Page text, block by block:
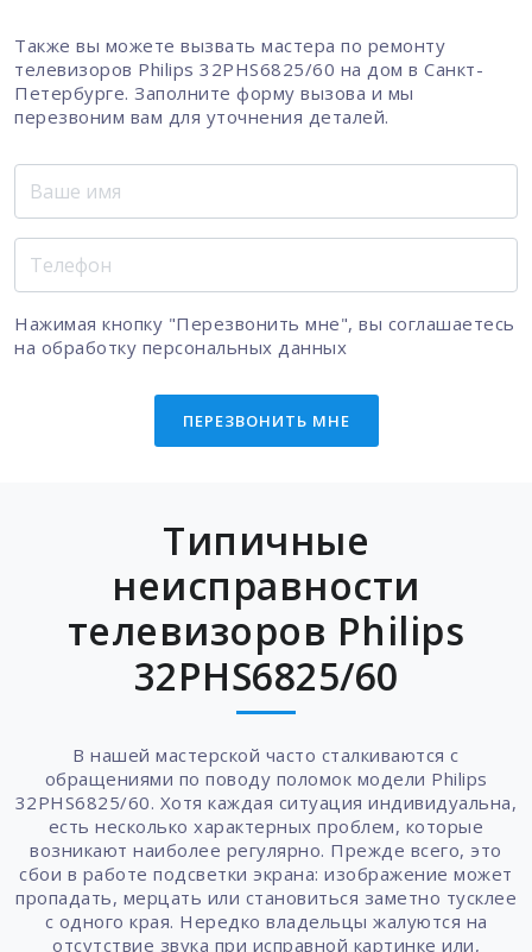
Также вы можете вызвать мастера по ремонту
телевизоров Philips 32PHS6825/60 на дом в Санкт-
Петербурге. Заполните форму вызова и мы
перезвоним вам для уточнения деталей.
Нажимая кнопку "Перезвонить мне", вы соглашаетесь
на обработку персональных данных
ПЕРЕЗВОНИТЬ МНЕ
Типичные
неисправности
телевизоров Philips
32PHS6825/60
В нашей мастерской часто сталкиваются с
обращениями по поводу поломок модели Philips
32PHS6825/60. Хотя каждая ситуация индивидуальна,
есть несколько характерных проблем, которые
возникают наиболее регулярно. Прежде всего, это
сбои в работе подсветки экрана: изображение может
пропадать, мерцать или становиться заметно тусклее
с одного края. Нередко владельцы жалуются на
отсутствие звука при исправной картинке или,